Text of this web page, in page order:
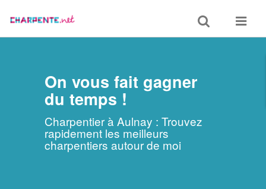
Toggle
search
Toggle
On vous fait gagner
du temps !
Charpentier à Aulnay : Trouvez
rapidement les meilleurs
charpentiers autour de moi